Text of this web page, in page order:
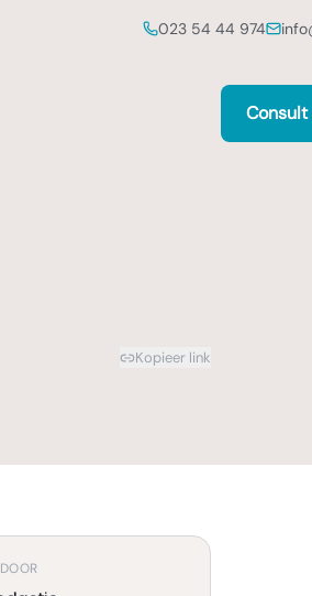
023 54 44 974
Consult
Kopieer link